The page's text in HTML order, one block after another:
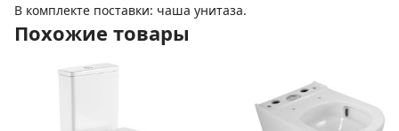
В комплекте поставки: чаша унитаза.
Похожие товары